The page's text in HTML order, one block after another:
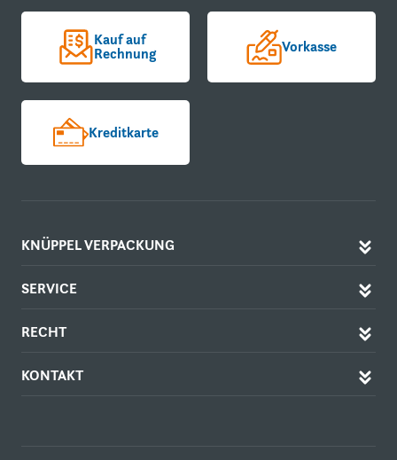
Kauf auf
Rechnung Vorkasse
Kreditkarte
KNÜPPEL VERPACKUNG
SERVICE
RECHT
KONTAKT